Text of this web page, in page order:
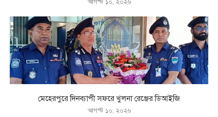
আগস্ট ১০, ২০২৬
মেহেরপুরে দিনব্যাপী সফরে খুলনা রেঞ্জের ডিআইজি
আগস্ট ১০, ২০২৬